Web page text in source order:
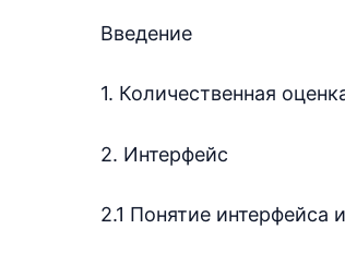
Введение
1. Количественная
2. Интерфейс
2.1 Понятие интерфейса